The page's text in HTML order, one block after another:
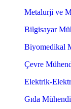
Metalurji ve
Bilgisayar
Biyomedikal
Çevre
Elektrik-
Gıda